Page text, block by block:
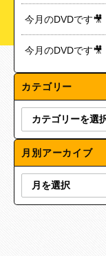
今月のDVDです🎥
今月のDVDです🎥
カテゴリー
月別アーカイブ